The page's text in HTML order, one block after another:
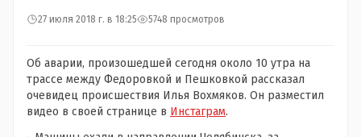
27 июля 2018 г. в 18:25 5748 просмотров
Об аварии, произошедшей сегодня около 10 утра на
трассе между Федоровкой и Пешковкой рассказал
очевидец происшествия Илья Вохмяков. Он разместил
видео в своей странице в Инстаграм.